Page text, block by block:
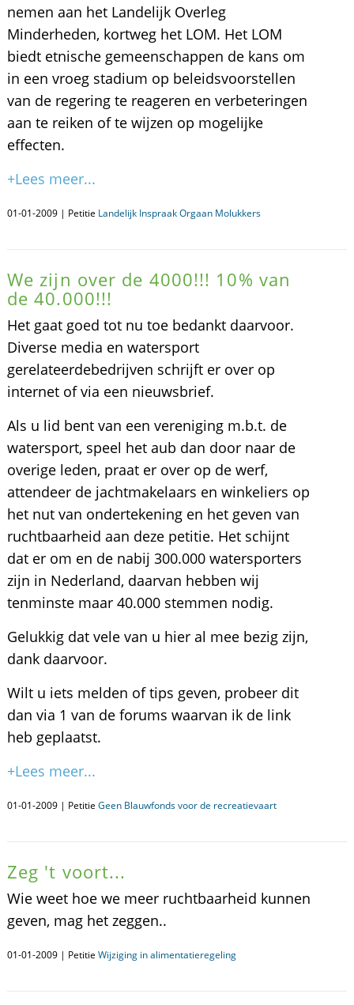
nemen aan het Landelijk Overleg
Minderheden, kortweg het LOM. Het LOM
biedt etnische gemeenschappen de kans om
in een vroeg stadium op beleidsvoorstellen
van de regering te reageren en verbeteringen
aan te reiken of te wijzen op mogelijke
effecten.
+Lees meer...
01-01-2009 | Petitie Landelijk Inspraak Orgaan Molukkers
We zijn over de 4000!!! 10% van
de 40.000!!!
Het gaat goed tot nu toe bedankt daarvoor.
Diverse media en watersport
gerelateerdebedrijven schrijft er over op
internet of via een nieuwsbrief.
Als u lid bent van een vereniging m.b.t. de
watersport, speel het aub dan door naar de
overige leden, praat er over op de werf,
attendeer de jachtmakelaars en winkeliers op
het nut van ondertekening en het geven van
ruchtbaarheid aan deze petitie. Het schijnt
dat er om en de nabij 300.000 watersporters
zijn in Nederland, daarvan hebben wij
tenminste maar 40.000 stemmen nodig.
Gelukkig dat vele van u hier al mee bezig zijn,
dank daarvoor.
Wilt u iets melden of tips geven, probeer dit
dan via 1 van de forums waarvan ik de link
heb geplaatst.
+Lees meer...
01-01-2009 | Petitie Geen Blauwfonds voor de recreatievaart
Zeg 't voort...
Wie weet hoe we meer ruchtbaarheid kunnen
geven, mag het zeggen..
01-01-2009 | Petitie Wijziging in alimentatieregeling